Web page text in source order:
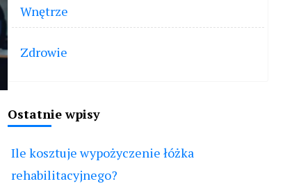
Wnętrze
Zdrowie
Ostatnie wpisy
Ile kosztuje wypożyczenie łóżka
rehabilitacyjnego?